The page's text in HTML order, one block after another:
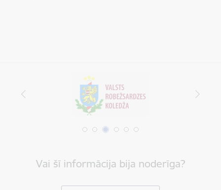
Vai šī informācija bija noderīga?